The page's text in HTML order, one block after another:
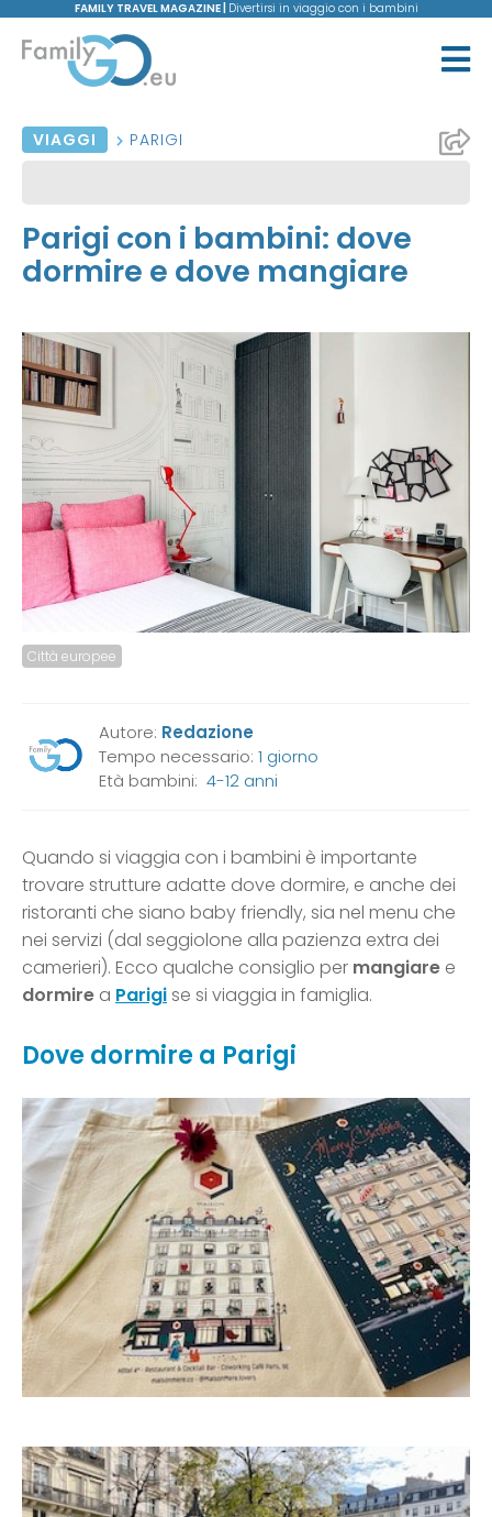
FAMILY TRAVEL MAGAZINE | Divertirsi in viaggio con i bambini
VIAGGI PARIGI
Parigi con i bambini: dove
dormire e dove mangiare
Città europee
Autore: Redazione
Tempo necessario: 1 giorno
Età bambini: 4-12 anni
Quando si viaggia con i bambini è importante
trovare strutture adatte dove dormire, e anche dei
ristoranti che siano baby friendly, sia nel menu che
nei servizi (dal seggiolone alla pazienza extra dei
camerieri). Ecco qualche consiglio per mangiare e
dormire a Parigise si viaggia in famiglia.
Dove dormire a Parigi